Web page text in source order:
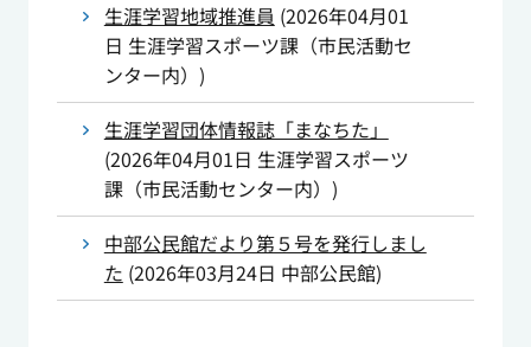
生涯学習地域推進員 (2026年04月01
日 生涯学習スポーツ課（市民活動セ
ンター内） )
生涯学習団体情報誌「まなちた」
(2026年04月01日 生涯学習スポーツ
課（市民活動センター内） )
中部公民館だより第５号を発行しまし
た (2026年03月24日 中部公民館)